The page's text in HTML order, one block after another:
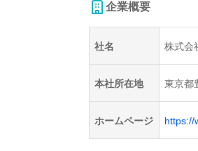
企業概要
社名 株式会
本社所在地 東京都
ホームページ https://